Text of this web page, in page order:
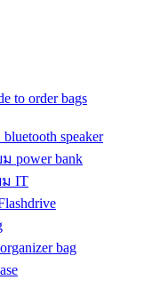
to order bags
speaker
power bank
IT
bag